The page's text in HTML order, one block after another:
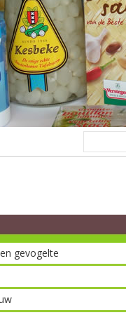
gevogelte